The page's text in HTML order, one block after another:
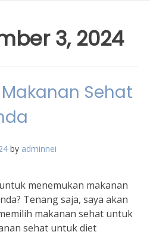
3, 2024
Sehat
by adminnei
menemukan makanan
Tenang saja, saya akan
makanan sehat untuk
sehat untuk diet